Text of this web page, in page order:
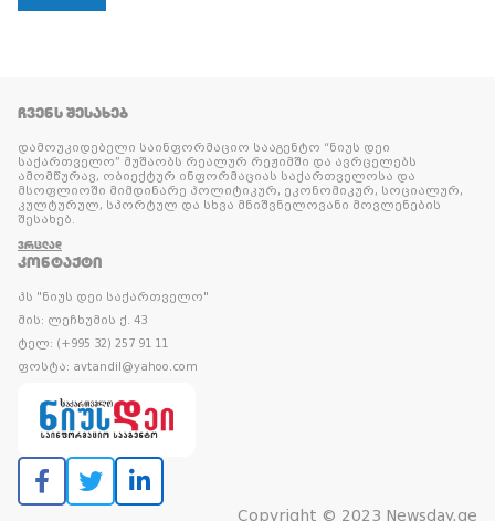
ᲩᲕᲔᲜᲡ ᲨᲔᲡᲐᲮᲔᲑ
დამოუკიდებელი საინფორმაციო სააგენტო “ნიუს დეი
საქართველო” მუშაობს რეალურ რეჟიმში და ავრცელებს
ამომწურავ, ობიექტურ ინფორმაციას საქართველოსა და
მსოფლიოში მიმდინარე პოლიტიკურ, ეკონომიკურ, სოციალურ,
კულტურულ, სპორტულ და სხვა მნიშვნელოვანი მოვლენების
შესახებ.
ᲕᲠᲪᲚᲐᲓ
ᲙᲝᲜᲢᲐᲥᲢᲘ
პს "ნიუს დეი საქართველო"
მის: ლეჩხუმის ქ. 43
ტელ: (+995 32) 257 91 11
ფოსტა: avtandil@yahoo.com
Copyright © 2023 Newsday.ge